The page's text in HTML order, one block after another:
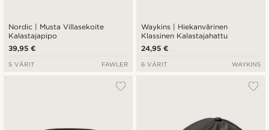
Nordic | Musta Villasekoite
Kalastajapipo
39,95 €
5 VÄRIT FAWLER
Waykins | Hiekanvärinen
Klassinen Kalastajahattu
24,95 €
6 VÄRIT WAYKINS